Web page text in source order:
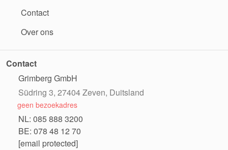
Contact
Over ons
Contact
Grimberg GmbH
Südring 3, 27404 Zeven, Duitsland
geen bezoekadres
NL: 085 888 3200
BE: 078 48 12 70
[email protected]